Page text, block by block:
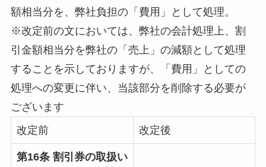
額相当分を、弊社負担の「費用」として処理。
※改定前の文においては、弊社の会計処理上、割
引金額相当分を弊社の「売上」の減額として処理
することを示しておりますが、「費用」としての
処理への変更に伴い、当該部分を削除する必要が
ございます
改定前
改定後
第16条 割引券の取扱い